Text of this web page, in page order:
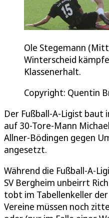
Ole Stegemann
Winterscheid
Klassenerhalt.
Copyright: Quentin
Der Fußball-A-Ligist
auf 30-Tore-Mann
Allner-Bödingen gegen
angesetzt.
Während die Fußball-A-
SV Bergheim unbeirrt
tobt im Tabellenkeller
Vereine müssen noch